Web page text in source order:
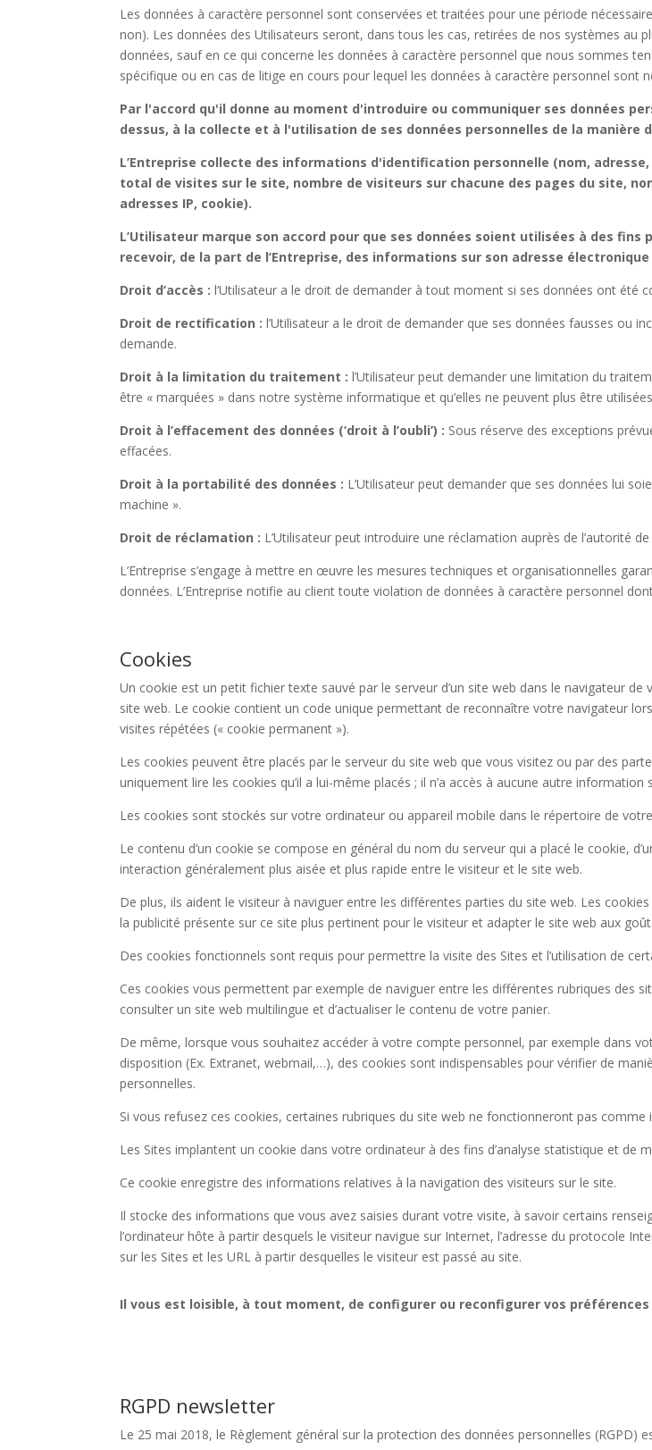
Les données à caractère personnel sont conservées et traitées pour une période
non). Les données des Utilisateurs seront, dans tous les cas, retirées de nos systèmes au
données, sauf en ce qui concerne les données à caractère personnel que nous sommes
spécifique ou en cas de litige en cours pour lequel les données à caractère personnel sont
Par l'accord qu'il donne au moment d'introduire ou communiquer ses données
dessus, à la collecte et à l'utilisation de ses données personnelles de la manière
L’Entreprise collecte des informations d'identification personnelle (nom,
total de visites sur le site, nombre de visiteurs sur chacune des pages du site,
adresses IP, cookie).
L’Utilisateur marque son accord pour que ses données soient utilisées à des
recevoir, de la part de l’Entreprise, des informations sur son adresse
Droit d’accès : l’Utilisateur a le droit de demander à tout moment si ses données ont été
Droit de rectification : l’Utilisateur a le droit de demander que ses données fausses ou
demande.
Droit à la limitation du traitement : l’Utilisateur peut demander une limitation du
être « marquées » dans notre système informatique et qu’elles ne peuvent plus être
Droit à l’effacement des données (‘droit à l’oubli’) : Sous réserve des exceptions
effacées.
Droit à la portabilité des données : L’Utilisateur peut demander que ses données lui
machine ».
Droit de réclamation : L’Utilisateur peut introduire une réclamation auprès de l’autorité
L’Entreprise s’engage à mettre en œuvre les mesures techniques et organisationnelles
données. L’Entreprise notifie au client toute violation de données à caractère personnel
Cookies
Un cookie est un petit fichier texte sauvé par le serveur d’un site web dans le navigateur
site web. Le cookie contient un code unique permettant de reconnaître votre navigateur
visites répétées (« cookie permanent »).
Les cookies peuvent être placés par le serveur du site web que vous visitez ou par des
uniquement lire les cookies qu’il a lui-même placés ; il n’a accès à aucune autre
Les cookies sont stockés sur votre ordinateur ou appareil mobile dans le répertoire de
Le contenu d’un cookie se compose en général du nom du serveur qui a placé le cookie,
interaction généralement plus aisée et plus rapide entre le visiteur et le site web.
De plus, ils aident le visiteur à naviguer entre les différentes parties du site web. Les
la publicité présente sur ce site plus pertinent pour le visiteur et adapter le site web aux
Des cookies fonctionnels sont requis pour permettre la visite des Sites et l’utilisation de
Ces cookies vous permettent par exemple de naviguer entre les différentes rubriques des
consulter un site web multilingue et d’actualiser le contenu de votre panier.
De même, lorsque vous souhaitez accéder à votre compte personnel, par exemple dans
disposition (Ex. Extranet, webmail,…), des cookies sont indispensables pour vérifier de
personnelles.
Si vous refusez ces cookies, certaines rubriques du site web ne fonctionneront pas
Les Sites implantent un cookie dans votre ordinateur à des fins d’analyse statistique et de
Ce cookie enregistre des informations relatives à la navigation des visiteurs sur le site.
Il stocke des informations que vous avez saisies durant votre visite, à savoir certains
l’ordinateur hôte à partir desquels le visiteur navigue sur Internet, l’adresse du protocole
sur les Sites et les URL à partir desquelles le visiteur est passé au site.
Il vous est loisible, à tout moment, de configurer ou reconfigurer vos
RGPD newsletter
Le 25 mai 2018, le Règlement général sur la protection des données personnelles (RGPD)